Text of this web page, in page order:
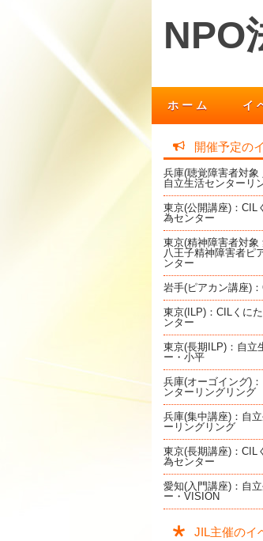
NPO
ホーム イ
開催予定の
兵庫(聴覚障害者対象
自立生活センターリ
東京(公開講座)：CIL
為センター
東京(精神障害者対象
八王子精神障害者ピ
ンター
岩手(ピアカン講座)
東京(ILP)：CILくに
ンター
東京(長期ILP)：自立
ー・小平
兵庫(オーゴイング)
ンターリングリング
兵庫(集中講座)：自
ーリングリング
東京(長期講座)：CIL
為センター
愛知(入門講座)：自
ー・VISION
JIL主催のイ